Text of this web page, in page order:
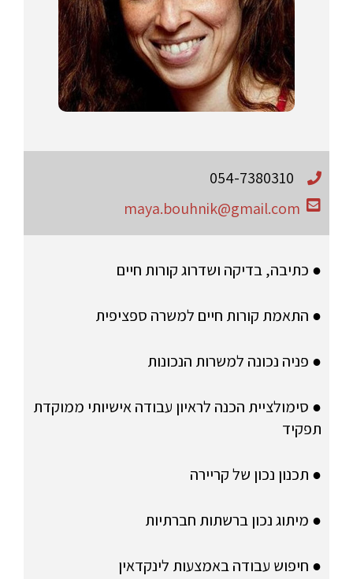
054-7380310
maya.bouhnik@gmail.com
● כתיבה, בדיקה ושדרוג קורות חיים
● התאמת קורות חיים למשרה ספציפית
● פניה נכונה למשרות הנכונות
● סימולציית הכנה לראיון עבודה אישיותי ממוקדת
תפקיד
● תכנון נכון של קריירה
● מיתוג נכון ברשתות חברתיות
● חיפוש עבודה באמצעות לינקדאין